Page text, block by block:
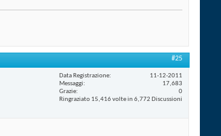
#25
Data Registrazione
11-12-2011
Messaggi
17,683
Grazie
0
Ringraziato 15,416 volte in 6,772 Discussioni